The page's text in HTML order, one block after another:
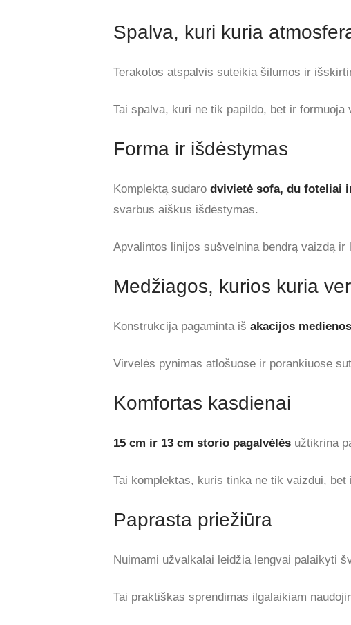
Spalva, kuri kuria
Terakotos atspalvis suteikia šilumos ir
Tai spalva, kuri ne tik papildo, bet ir formuoja
Forma ir išdėstymas
Komplektą sudaro dvivietė sofa, du foteliai
svarbus aiškus išdėstymas.
Apvalintos linijos sušvelnina bendrą vaizdą
Medžiagos, kurios kuria
Konstrukcija pagaminta iš akacijos
Virvelės pynimas atlošuose ir porankiuose
Komfortas kasdienai
15 cm ir 13 cm storio pagalvėlės užtikrina
Tai komplektas, kuris tinka ne tik vaizdui, bet
Paprasta priežiūra
Nuimami užvalkalai leidžia lengvai palaikyti
Tai praktiškas sprendimas ilgalaikiam